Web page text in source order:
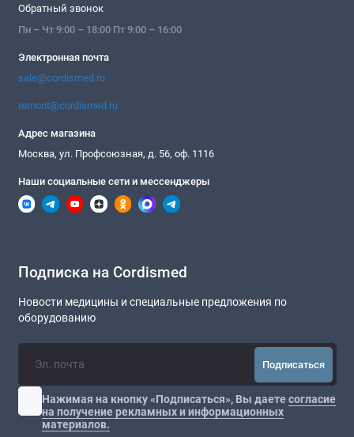
Обратный звонок
Пн – Чт 9:00 – 18:00 Пт 9:00 – 16:00
Электронная почта
sale@cordismed.ru
remont@cordismed.ru
Адрес магазина
Москва, ул. Профсоюзная, д. 56, оф. 1116
Наши социальные сети и мессенджеры
Подписка на Cordismed
Новости медицины и специальные предложения по
оборудованию
Подписаться
Нажимая на кнопку «Подписаться», Вы даетесогласие
на получение рекламных и информационных
материалов.